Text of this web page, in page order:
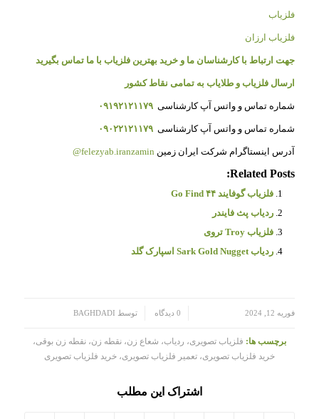
فلزیاب
فلزیاب ارزان
جهت ارتباط با کارشناسان ما و خرید بهترین فلزیاب با ما تماس بگیرید
ارسال فلزیاب و طلایاب به تمامی نقاط کشور
شماره تماس و واتس آپ کارشناسی ۰۹۱۹۲۱۲۱۱۷۹
شماره تماس و واتس آپ کارشناسی ۰۹۰۲۲۱۲۱۱۷۹
آدرس اینستاگرام شرکت ایران زمین felezyab.iranzamin@
Related Posts:
فلزیاب گوفایند ۴۴ Go Find
ردیاب پث فایندر
فلزیاب Troy تروی
ردیاب Sark Gold Nugget اسپارک گلد
فوریه 12, 2024 0 دیدگاه توسط BAGHDADI
برچسب ها: فلزیاب تصویری، ردیاب، شعاع زن، نقطه زن، نقطه زن بوقی،
خرید فلزیاب تصویری، تعمیر فلزیاب تصویری، خرید فلزیاب تصویری
اشتراک این مطلب